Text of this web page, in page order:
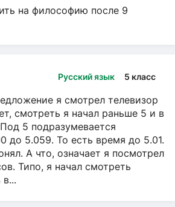
на философию после 9
Русский язык 5 класс
я смотрел телевизор
смотреть я начал раньше 5 и в
5 подразумевается
до 5.059. То есть время до 5.01.
А что, означает я посмотрел
Типо, я начал смотреть